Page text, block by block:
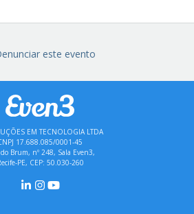
este evento
EM TECNOLOGIA LTDA
17.688.085/0001-45
Brum, nº 248, Sala Even3,
PE, CEP: 50.030-260